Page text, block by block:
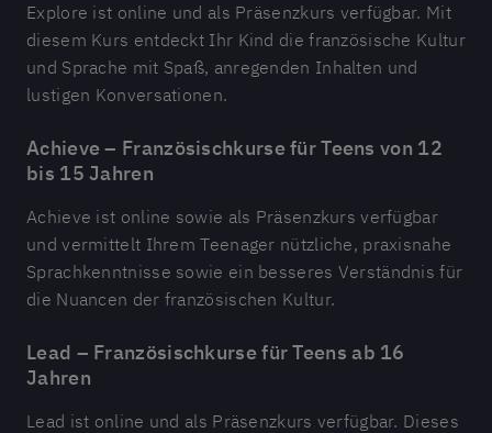
Explore ist online und als Präsenzkurs verfügbar. Mit
diesem Kurs entdeckt Ihr Kind die französische Kultur
und Sprache mit Spaß, anregenden Inhalten und
lustigen Konversationen.
Achieve – Französischkurse für Teens von 12
bis 15 Jahren
Achieve ist online sowie als Präsenzkurs verfügbar
und vermittelt Ihrem Teenager nützliche, praxisnahe
Sprachkenntnisse sowie ein besseres Verständnis für
die Nuancen der französischen Kultur.
Lead – Französischkurse für Teens ab 16
Jahren
Lead ist online und als Präsenzkurs verfügbar. Dieses